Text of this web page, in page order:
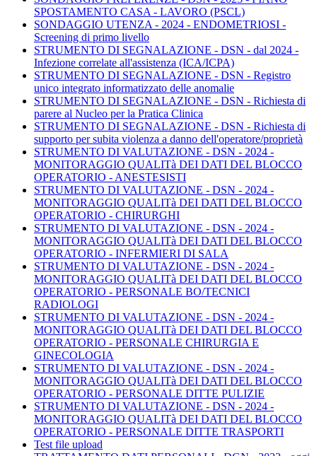
SPOSTAMENTO CASA - LAVORO (PSCL)
SONDAGGIO UTENZA - 2024 - ENDOMETRIOSI -
Screening di primo livello
STRUMENTO DI SEGNALAZIONE - DSN - dal 2024 -
Infezione correlate all'assistenza (ICA/ICPA)
STRUMENTO DI SEGNALAZIONE - DSN - Registro
unico integrato informatizzato delle anomalie
STRUMENTO DI SEGNALAZIONE - DSN - Richiesta di
parere al Nucleo per la Pratica Clinica
STRUMENTO DI SEGNALAZIONE - DSN - Richiesta di
supporto per subita violenza a danno dell'operatore/proprietà
STRUMENTO DI VALUTAZIONE - DSN - 2024 -
MONITORAGGIO QUALITà DEI DATI DEL BLOCCO
OPERATORIO - ANESTESISTI
STRUMENTO DI VALUTAZIONE - DSN - 2024 -
MONITORAGGIO QUALITà DEI DATI DEL BLOCCO
OPERATORIO - CHIRURGHI
STRUMENTO DI VALUTAZIONE - DSN - 2024 -
MONITORAGGIO QUALITà DEI DATI DEL BLOCCO
OPERATORIO - INFERMIERI DI SALA
STRUMENTO DI VALUTAZIONE - DSN - 2024 -
MONITORAGGIO QUALITà DEI DATI DEL BLOCCO
OPERATORIO - PERSONALE BO/TECNICI
RADIOLOGI
STRUMENTO DI VALUTAZIONE - DSN - 2024 -
MONITORAGGIO QUALITà DEI DATI DEL BLOCCO
OPERATORIO - PERSONALE CHIRURGIA E
GINECOLOGIA
STRUMENTO DI VALUTAZIONE - DSN - 2024 -
MONITORAGGIO QUALITà DEI DATI DEL BLOCCO
OPERATORIO - PERSONALE DITTE PULIZIE
STRUMENTO DI VALUTAZIONE - DSN - 2024 -
MONITORAGGIO QUALITà DEI DATI DEL BLOCCO
OPERATORIO - PERSONALE DITTE TRASPORTI
Test file upload